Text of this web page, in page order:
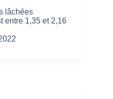
lâchées
entre 1,35 et 2,16